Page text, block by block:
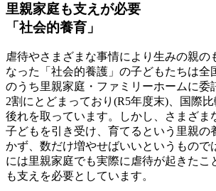
里親家庭も支えが必要
「社会的養育」
虐待やさまざまな事情により生みの親の
なった「社会的養護」の子どもたちは全
のうち里親家庭・ファミリーホームに委
2割にとどまっており(R5年度末)、国際比
後れを取っています。しかし、さまざま
子どもを引き受け、育てるという里親の
かず、数だけ増やせばいいというもので
には里親家庭でも実際に虐待が起きたこ
も支えを必要としています。